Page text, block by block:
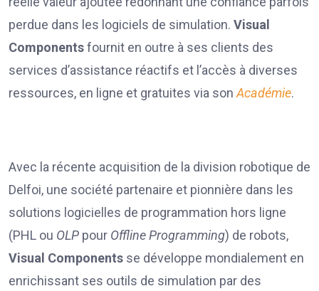
perdue dans les logiciels de simulation. Visual
Componentsfournit en outre à ses clients des
services d’assistance réactifs et l’accès à diverses
ressources, en ligne et gratuites via son Académie.
Avec la récente acquisition de la division robotique de
Delfoi, une société partenaire et pionnière dans les
solutions logicielles de programmation hors ligne
(PHL ou OLP pour Offline Programming) de robots,
Visual Components se développe mondialement en
enrichissant ses outils de simulation par des